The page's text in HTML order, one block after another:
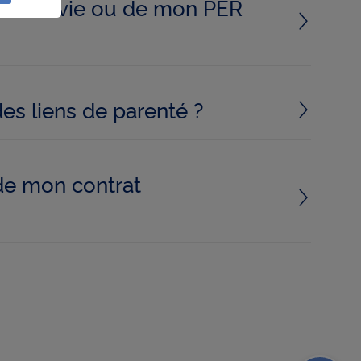
vie ou de mon PER
liens de parenté ?
mon contrat